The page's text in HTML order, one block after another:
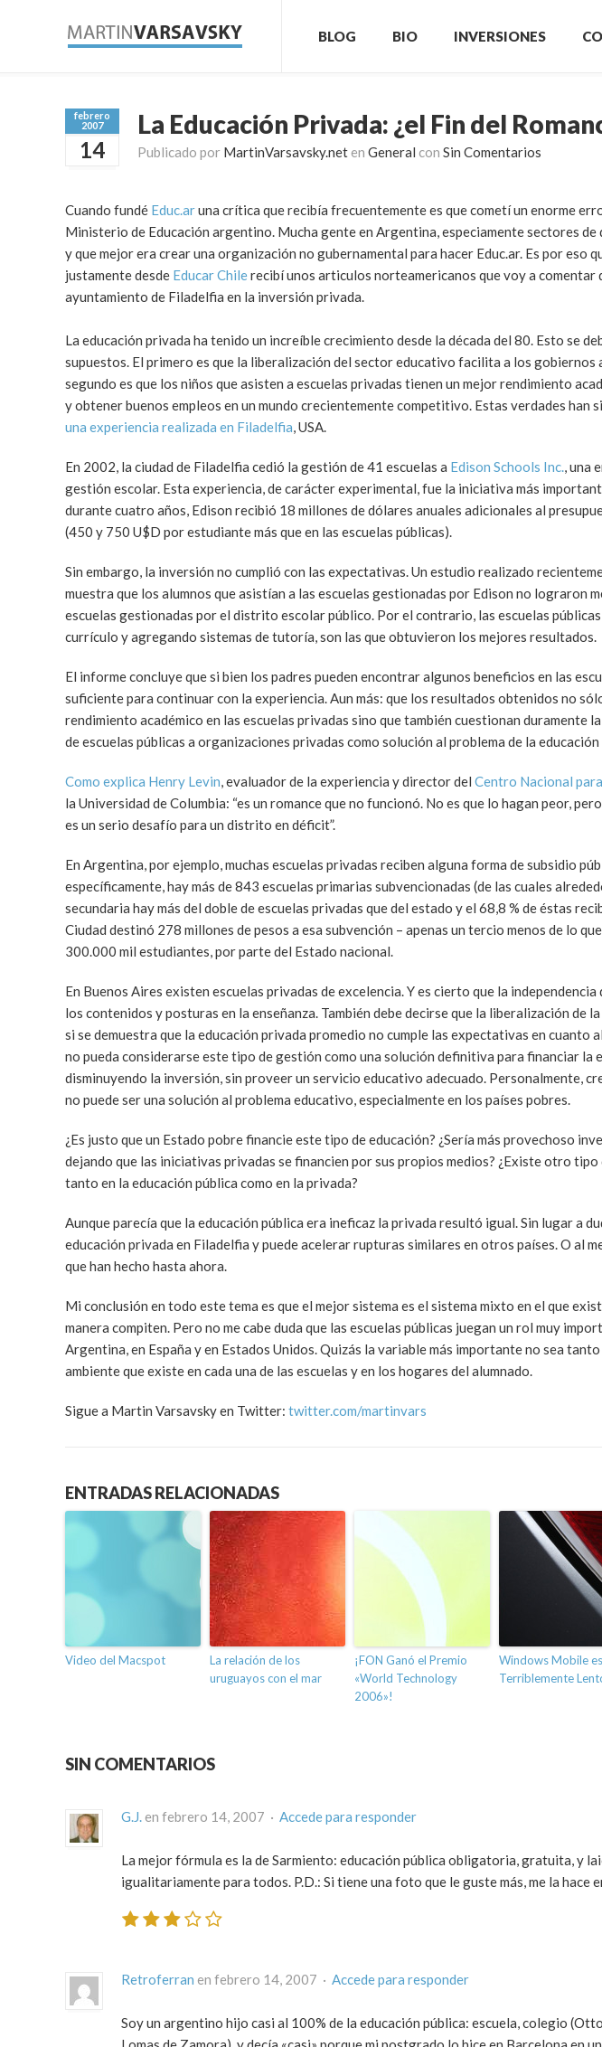
BLOG BIO INVERSIONES
febrero
2007
14
La Educación Privada: ¿el Fin del
Publicado por MartinVarsavsky.net en General con Sin Comentarios
Cuando fundé Educ.aruna crítica que recibía frecuentemente es que cometí un enorme
Ministerio de Educación argentino. Mucha gente en Argentina, especiamente sectores de
y que mejor era crear una organización no gubernamental para hacer Educ.ar. Es por eso
justamente desde Educar Chilerecibí unos articulos norteamericanos que voy a
ayuntamiento de Filadelfia en la inversión privada.
La educación privada ha tenido un increíble crecimiento desde la década del 80. Esto se
supuestos. El primero es que la liberalización del sector educativo facilita a los gobiernos
segundo es que los niños que asisten a escuelas privadas tienen un mejor rendimiento
y obtener buenos empleos en un mundo crecientemente competitivo. Estas verdades han
una experiencia realizada en Filadelfia, USA.
En 2002, la ciudad de Filadelfia cedió la gestión de 41 escuelas a Edison Schools Inc., una
gestión escolar. Esta experiencia, de carácter experimental, fue la iniciativa más
durante cuatro años, Edison recibió 18 millones de dólares anuales adicionales al
(450 y 750 U$D por estudiante más que en las escuelas públicas).
Sin embargo, la inversión no cumplió con las expectativas. Un estudio realizado
muestra que los alumnos que asistían a las escuelas gestionadas por Edison no lograron
escuelas gestionadas por el distrito escolar público. Por el contrario, las escuelas
currículo y agregando sistemas de tutoría, son las que obtuvieron los mejores resultados.
El informe concluye que si bien los padres pueden encontrar algunos beneficios en las
suficiente para continuar con la experiencia. Aun más: que los resultados obtenidos no
rendimiento académico en las escuelas privadas sino que también cuestionan duramente
de escuelas públicas a organizaciones privadas como solución al problema de la
Como explica Henry Levin, evaluador de la experiencia y director del Centro Nacional
la Universidad de Columbia: “es un romance que no funcionó. No es que lo hagan peor,
es un serio desafío para un distrito en déficit”.
En Argentina, por ejemplo, muchas escuelas privadas reciben alguna forma de subsidio
específicamente, hay más de 843 escuelas primarias subvencionadas (de las cuales
secundaria hay más del doble de escuelas privadas que del estado y el 68,8 % de éstas
Ciudad destinó 278 millones de pesos a esa subvención – apenas un tercio menos de lo
300.000 mil estudiantes, por parte del Estado nacional.
En Buenos Aires existen escuelas privadas de excelencia. Y es cierto que la
los contenidos y posturas en la enseñanza. También debe decirse que la liberalización de
si se demuestra que la educación privada promedio no cumple las expectativas en cuanto
no pueda considerarse este tipo de gestión como una solución definitiva para financiar la
disminuyendo la inversión, sin proveer un servicio educativo adecuado. Personalmente,
no puede ser una solución al problema educativo, especialmente en los países pobres.
¿Es justo que un Estado pobre financie este tipo de educación? ¿Sería más provechoso
dejando que las iniciativas privadas se financien por sus propios medios? ¿Existe otro
tanto en la educación pública como en la privada?
Aunque parecía que la educación pública era ineficaz la privada resultó igual. Sin lugar a
educación privada en Filadelfia y puede acelerar rupturas similares en otros países. O al
que han hecho hasta ahora.
Mi conclusión en todo este tema es que el mejor sistema es el sistema mixto en el que
manera compiten. Pero no me cabe duda que las escuelas públicas juegan un rol muy
Argentina, en España y en Estados Unidos. Quizás la variable más importante no sea
ambiente que existe en cada una de las escuelas y en los hogares del alumnado.
Sigue a Martin Varsavsky en Twitter: twitter.com/martinvars
ENTRADAS RELACIONADAS
Video del Macspot
La relación de los
uruguayos con el mar
¡FON Ganó el Premio
«World Technology
2006»!
Windows Mobile es
Terriblemente
SIN COMENTARIOS
G.J. en febrero 14, 2007 · Accede para responder
La mejor fórmula es la de Sarmiento: educación pública obligatoria, gratuita, y
igualitariamente para todos. P.D.: Si tiene una foto que le guste más, me la hace
Retroferran en febrero 14, 2007 · Accede para responder
Soy un argentino hijo casi al 100% de la educación pública: escuela, colegio